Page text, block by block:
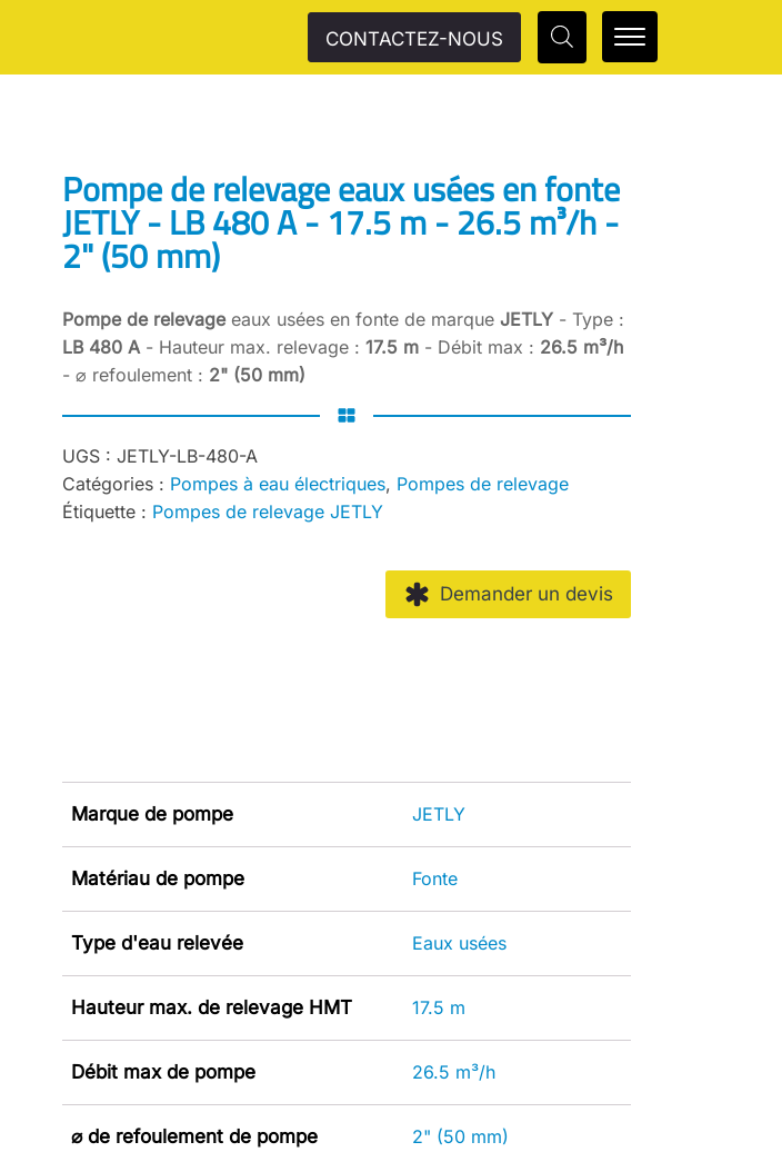
CONTACTEZ-NOUS
Pompe de relevage eaux usées en fonte
JETLY - LB 480 A - 17.5 m - 26.5 m³/h -
2" (50 mm)
Pompe de relevageeaux usées en fonte de marque JETLY - Type :
LB 480 A - Hauteur max. relevage : 17.5 m - Débit max : 26.5 m³/h
- ⌀ refoulement : 2" (50 mm)
UGS : JETLY-LB-480-A
Catégories : Pompes à eau électriques, Pompes de relevage
Étiquette : Pompes de relevage JETLY
Demander un devis
Marque de pompe JETLY
Matériau de pompe Fonte
Type d'eau relevée Eaux usées
Hauteur max. de relevage HMT 17.5 m
Débit max de pompe 26.5 m³/h
⌀ de refoulement de pompe 2" (50 mm)